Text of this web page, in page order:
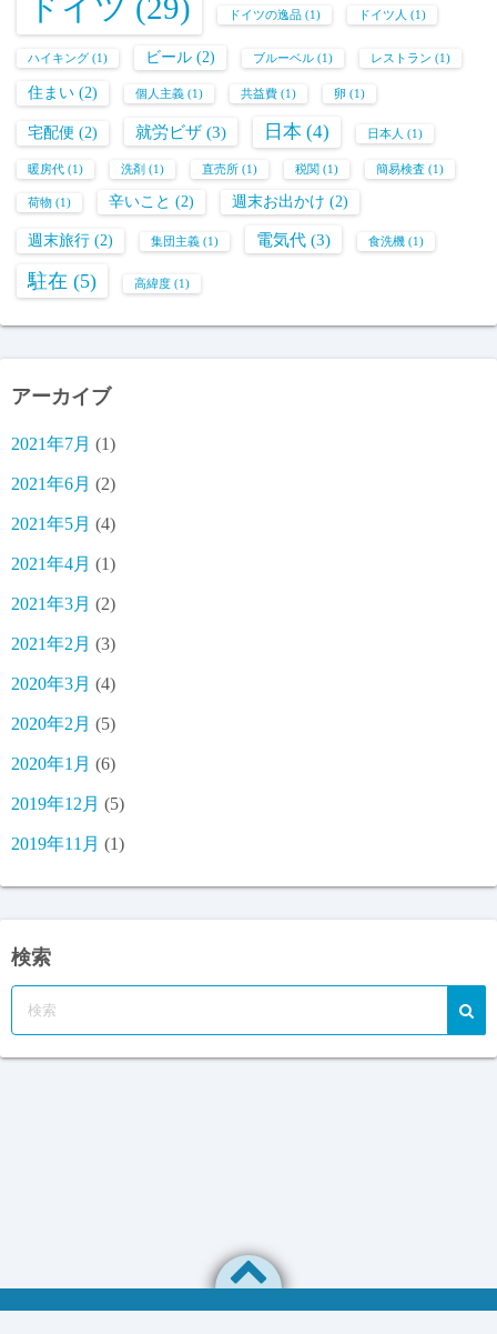
ドイツ (29) ドイツの逸品 (1) ドイツ人 (1)
ハイキング (1) ビール (2) ブルーベル (1) レストラン (1)
住まい (2) 個人主義 (1) 共益費 (1) 卵 (1)
宅配便 (2) 就労ビザ (3) 日本 (4) 日本人 (1)
暖房代 (1) 洗剤 (1) 直売所 (1) 税関 (1) 簡易検査 (1)
荷物 (1) 辛いこと (2) 週末お出かけ (2)
週末旅行 (2) 集団主義 (1) 電気代 (3) 食洗機 (1)
駐在 (5) 高緯度 (1)
アーカイブ
2021年7月 (1)
2021年6月 (2)
2021年5月 (4)
2021年4月 (1)
2021年3月 (2)
2021年2月 (3)
2020年3月 (4)
2020年2月 (5)
2020年1月 (6)
2019年12月 (5)
2019年11月 (1)
検索